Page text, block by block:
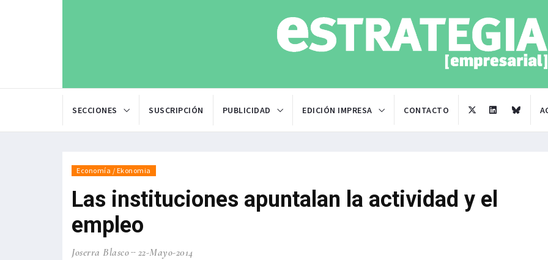
SECCIONES SUSCRIPCIÓN PUBLICIDAD EDICIÓN IMPRESA CONTACTO
Economía / Ekonomia
Las instituciones apuntalan la actividad y el
empleo
Joserra Blasco 22-Mayo-2014